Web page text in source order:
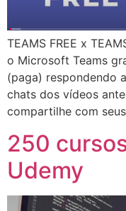
TEAMS FREE x
o Microsoft Teams
(paga) respondendo
chats dos vídeos
compartilhe com
250
Udemy